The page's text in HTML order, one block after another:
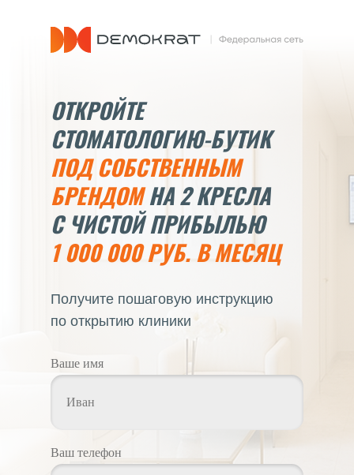
ОТКРОЙТЕ
СТОМАТОЛОГИЮ-БУТИК
ПОД СОБСТВЕННЫМ
БРЕНДОМНА 2 КРЕСЛА
С ЧИСТОЙ ПРИБЫЛЬЮ
1 000 000 РУБ. В МЕСЯЦ
Получите пошаговую инструкцию
по открытию клиники
Ваше имя
Ваш телефон